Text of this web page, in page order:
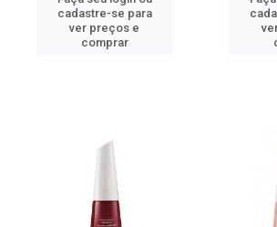
cadastre-se para
ver preços e
comprar